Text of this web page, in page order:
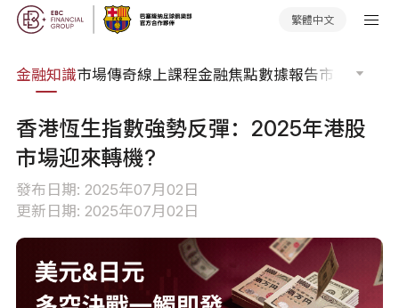
繁體中文
金融知識市場傳奇線上課程金融焦點數據報告市場分析
香港恆生指數強勢反彈：2025年港股
市場迎來轉機?
發布日期: 2025年07月02日
更新日期: 2025年07月02日